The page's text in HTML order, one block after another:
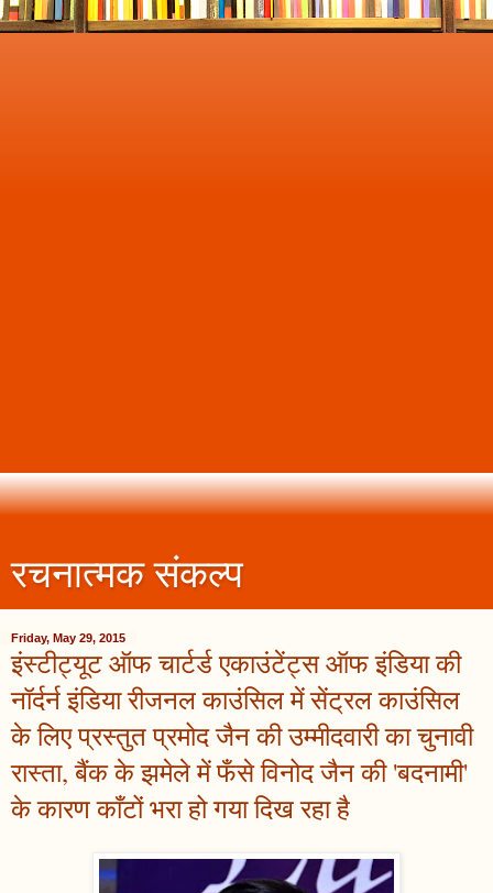
रचनात्मक संकल्प
Friday, May 29, 2015
इंस्टीट्यूट ऑफ चार्टर्ड एकाउंटेंट्स ऑफ इंडिया की
नॉर्दर्न इंडिया रीजनल काउंसिल में सेंट्रल काउंसिल
के लिए प्रस्तुत प्रमोद जैन की उम्मीदवारी का चुनावी
रास्ता, बैंक के झमेले में फँसे विनोद जैन की 'बदनामी'
के कारण काँटों भरा हो गया दिख रहा है